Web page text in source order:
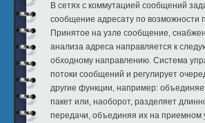
В сетях с коммутацией сообщений
сообщение адресату по возможности
Принятое на узле сообщение,
анализа адреса направляется к
обходному направлению. Система
потоки сообщений и регулирует
другие функции, например:
пакет или, наоборот, разделяет
передачи, объединяя их на приемном